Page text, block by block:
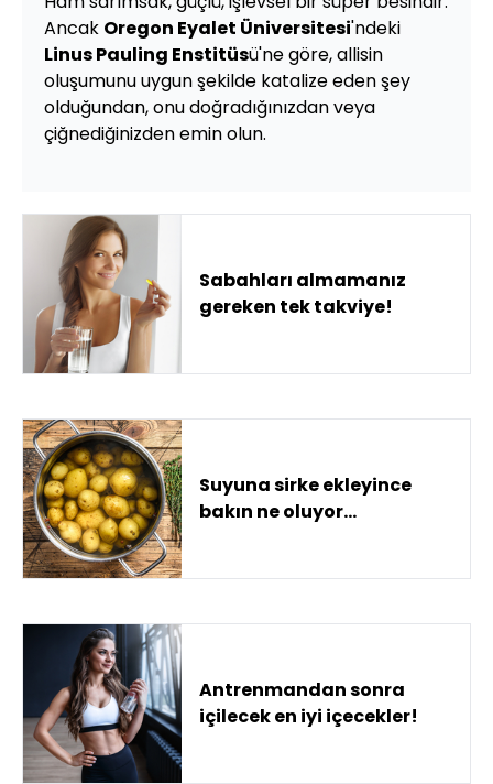
Ancak Oregon Eyalet Üniversitesi'ndeki
Linus Pauling Enstitüsü'ne göre, allisin
oluşumunu uygun şekilde katalize eden şey
olduğundan, onu doğradığınızdan veya
çiğnediğinizden emin olun.
Sabahları almamanız
gereken tek takviye!
Suyuna sirke ekleyince
bakın ne oluyor…
Antrenmandan sonra
içilecek en iyi içecekler!